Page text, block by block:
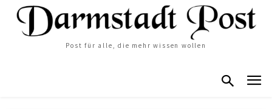
Post für alle, die mehr wissen wollen